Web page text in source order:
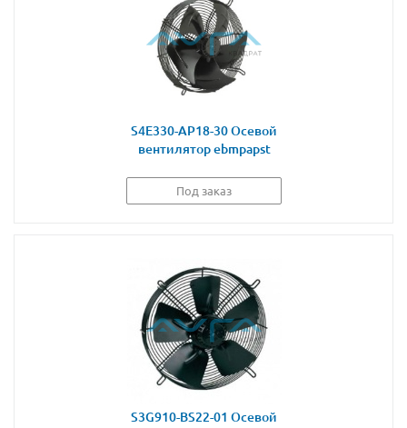
S4E330-AP18-30 Осевой
вентилятор ebmpapst
Под заказ
S3G910-BS22-01 Осевой